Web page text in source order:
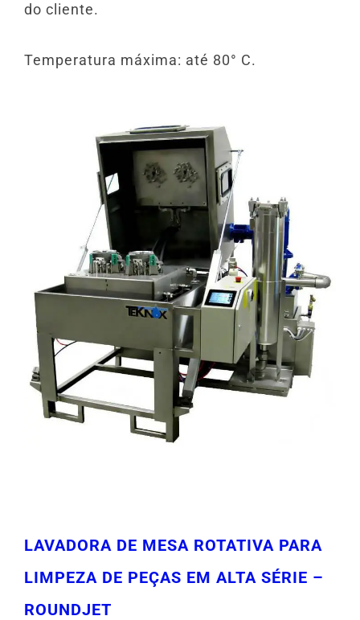
do cliente.
Temperatura máxima: até 80° C.
LAVADORA DE MESA ROTATIVA PARA
LIMPEZA DE PEÇAS EM ALTA SÉRIE –
ROUNDJET